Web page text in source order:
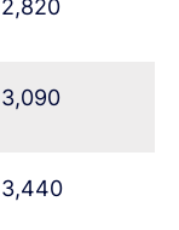
2,820
3,090
3,440